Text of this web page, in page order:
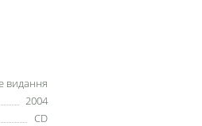
видання
2004
CD